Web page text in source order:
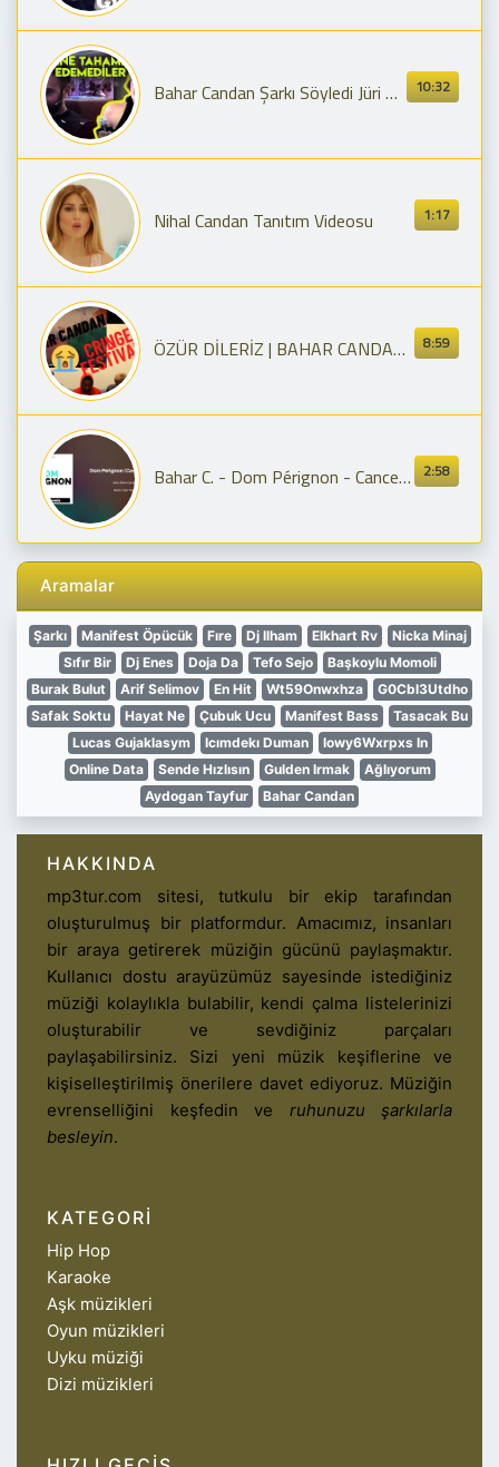
10:32
Bahar Candan Şarkı Söyledi Jüri Sesine Tahammül Edemedi Arkasını Döndü
1:17
Nihal Candan Tanıtım Videosu
8:59
ÖZÜR DİLERİZ | BAHAR CANDAN'IN \"MUHTEŞEM\" ŞARKISINI DİNLEDİK | Bahar Candan - Dom Pérignon
2:58
Bahar C. - Dom Pérignon - Cancer Remix [S1B3]
Aramalar
Şarkı Manifest Öpücük Fıre Dj Ilham Elkhart Rv
Nicka Minaj
Sıfır Bir
Dj Enes Doja Da Tefo Sejo
Başkoylu Momoli
Burak Bulut
Arif Selimov En Hit Wt59Onwxhza
G0Cbl3Utdho
Safak Soktu
Hayat Ne Çubuk Ucu Manifest Bass
Tasacak Bu
Lucas Gujaklasym
Icımdekı Duman
Iowy6Wxrpxs In
Online Data
Sende Hızlısın Gulden Irmak
Ağlıyorum
Aydogan Tayfur
Bahar Candan
HAKKINDA
mp3tur.com sitesi, tutkulu bir ekip tarafından
oluşturulmuş bir platformdur. Amacımız, insanları
bir araya getirerek müziğin gücünü paylaşmaktır.
Kullanıcı dostu arayüzümüz sayesinde istediğiniz
müziği kolaylıkla bulabilir, kendi çalma listelerinizi
oluşturabilir ve sevdiğiniz parçaları
paylaşabilirsiniz. Sizi yeni müzik keşiflerine ve
kişiselleştirilmiş önerilere davet ediyoruz. Müziğin
evrenselliğini keşfedin ve ruhunuzu şarkılarla
besleyin.
KATEGORI
Hip Hop
Karaoke
Aşk müzikleri
Oyun müzikleri
Uyku müziği
Dizi müzikleri